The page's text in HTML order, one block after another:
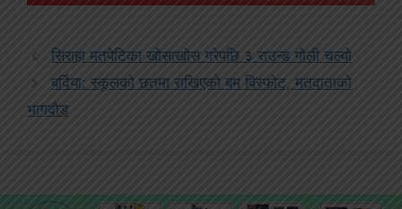
सिराहा मतपेटिका खोसाखोस गरेपछि ३ राउन्ड गोली चल्यो
बर्दिया: स्कूलको छतमा राखिएको बम विस्फोट, मतदाताको
भागदौड